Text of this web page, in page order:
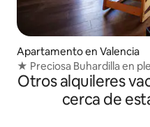
Apartamento en Valencia
★ Preciosa Buhardilla en
Otros alquileres
cerca de